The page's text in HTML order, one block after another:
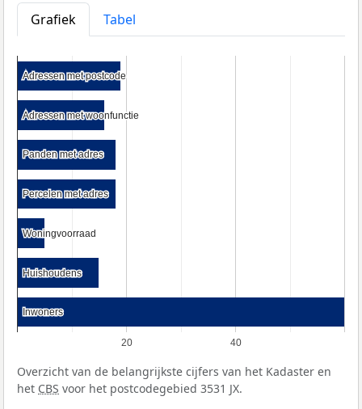
Grafiek
Tabel
20 40
Adressen met postcode
Adressen met postcode
Adressen met woonfunctie
Adressen met woonfunctie
Panden met adres
Panden met adres
Percelen met adres
Percelen met adres
Woningvoorraad
Woningvoorraad
Huishoudens
Huishoudens
Inwoners
Inwoners
Overzicht van de belangrijkste cijfers van het Kadaster en
het CBS voor het postcodegebied 3531 JX.